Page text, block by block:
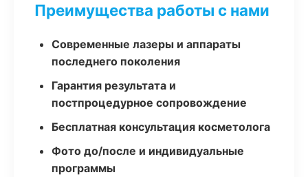
Преимущества работы с нами
Современные лазеры и аппараты
последнего поколения
Гарантия результата и
постпроцедурное сопровождение
Бесплатная консультация косметолога
Фото до/после и индивидуальные
программы